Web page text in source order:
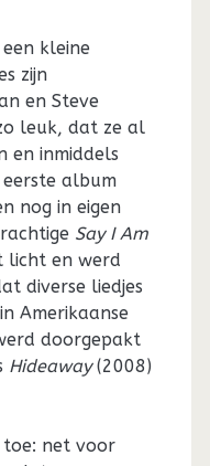
kleine
zijn
en Steve
leuk, dat ze al
en inmiddels
album
nog in eigen
Say I Am
licht en werd
diverse liedjes
Amerikaanse
doorgepakt
Hideaway(2008)
net voor